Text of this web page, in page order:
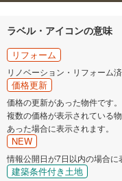
ラベル・アイコンの意味
リフォーム
リノベーション・リフォーム
価格更新
価格の更新があった物件です。
複数の価格が表示されている
あった場合に表示されます。
NEW
情報公開日が7日以内の場合に
建築条件付き土地